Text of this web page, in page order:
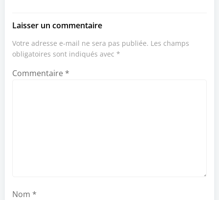
Laisser un commentaire
Votre adresse e-mail ne sera pas publiée. Les champs
obligatoires sont indiqués avec *
Commentaire *
Nom *